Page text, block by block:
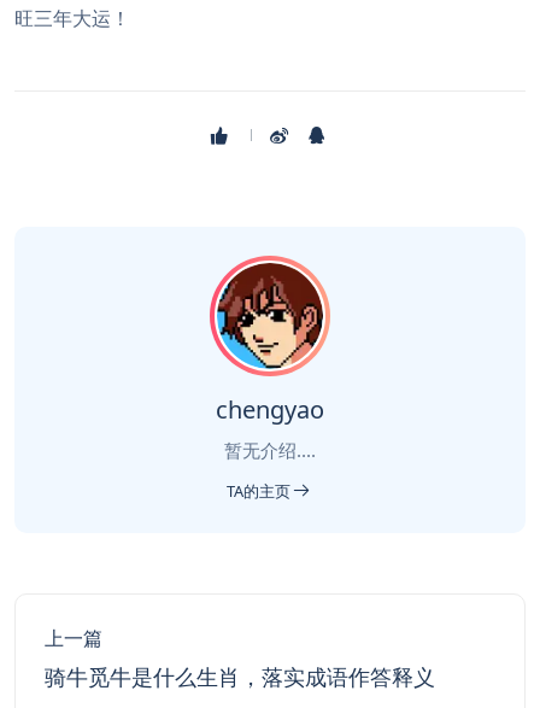
旺三年大运！
chengyao
暂无介绍....
TA的主页
上一篇
骑牛觅牛是什么生肖，落实成语作答释义